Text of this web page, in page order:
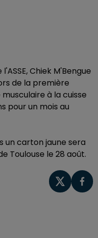
Chiek M'Bengue
de la première
musculaire à la cuisse
pour un mois au
un carton jaune sera
Toulouse le 28 août.